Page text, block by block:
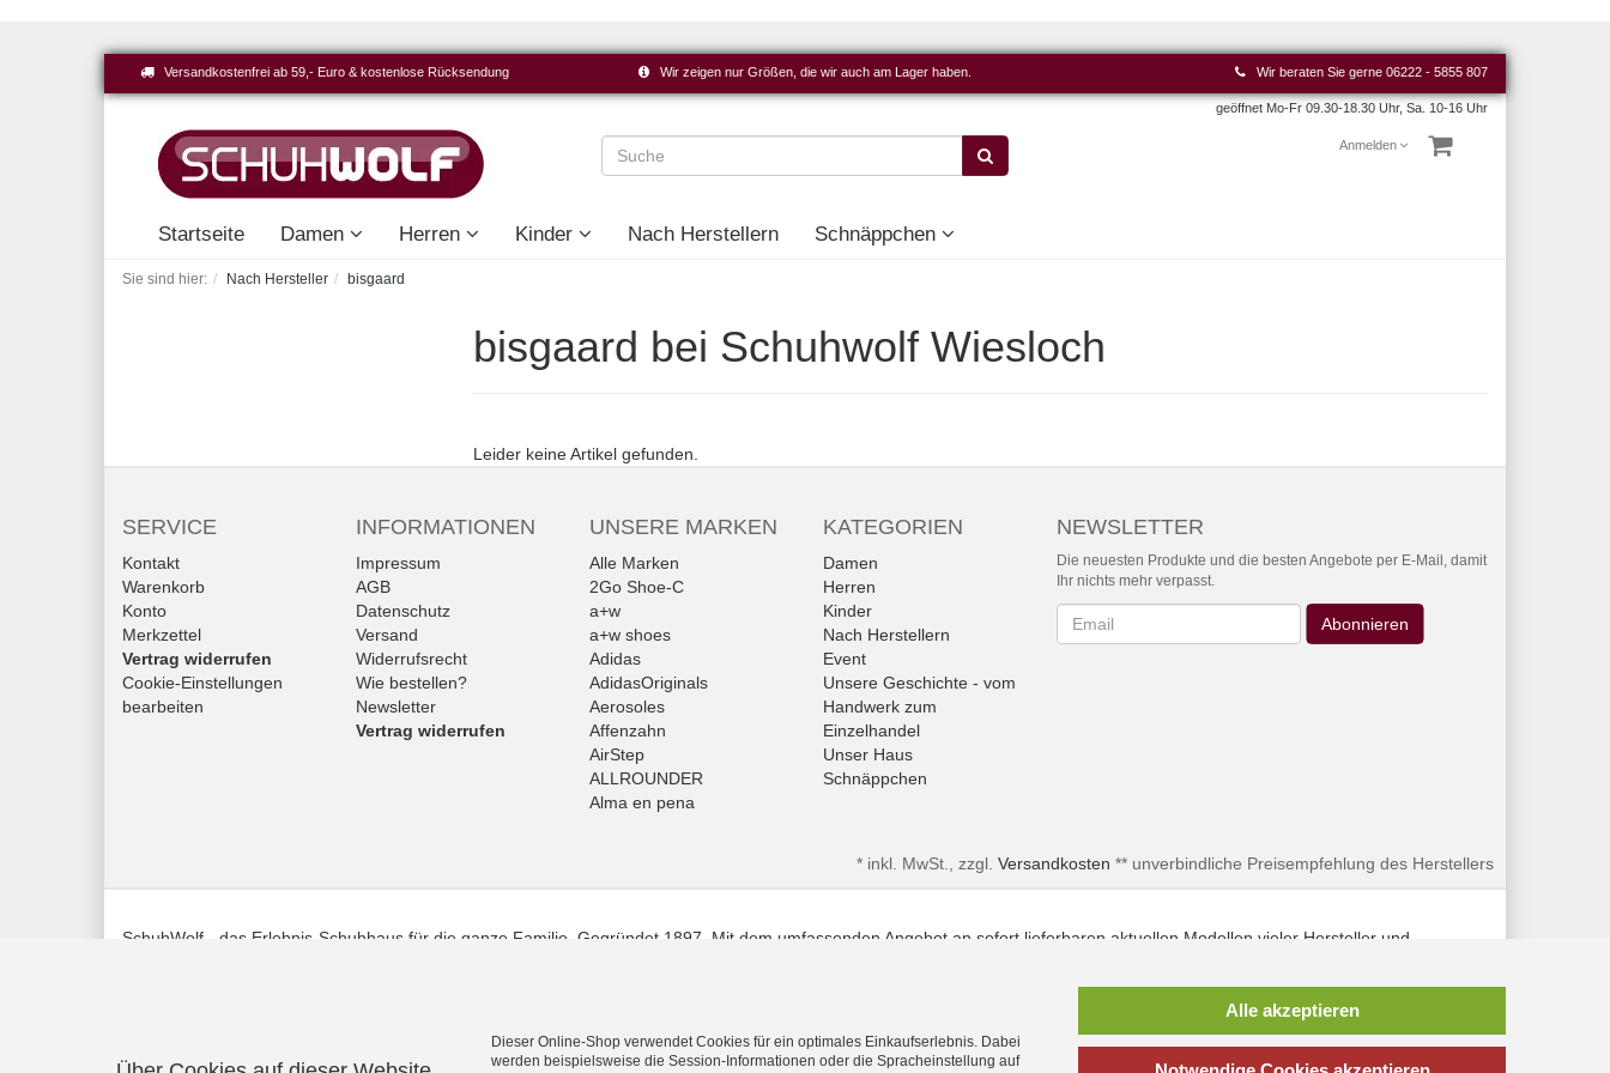
Versandkostenfrei ab 59,- Euro & kostenlose Rücksendung Wir zeigen nur Größen, die wir auch am Lager haben. Wir beraten Sie gerne 06222 - 5855 807
geöffnet Mo-Fr 09.30-18.30 Uhr, Sa. 10-16 Uhr
Anmelden
Startseite Damen Herren Kinder Nach Herstellern Schnäppchen
Sie sind hier: Nach Hersteller bisgaard
bisgaard bei Schuhwolf Wiesloch
Leider keine Artikel gefunden.
SERVICE
Kontakt
Warenkorb
Konto
Merkzettel
Vertrag widerrufen
Cookie-Einstellungen
bearbeiten
INFORMATIONEN
Impressum
AGB
Datenschutz
Versand
Widerrufsrecht
Wie bestellen?
Newsletter
Vertrag widerrufen
UNSERE MARKEN
Alle Marken
2Go Shoe-C
a+w
a+w shoes
Adidas
AdidasOriginals
Aerosoles
Affenzahn
AirStep
ALLROUNDER
Alma en pena
Ara
Mehr
KATEGORIEN
Damen
Herren
Kinder
Nach Herstellern
Event
Unsere Geschichte - vom
Handwerk zum
Einzelhandel
Unser Haus
Schnäppchen
NEWSLETTER
Die neuesten Produkte und die besten Angebote per E-Mail, damit
Ihr nichts mehr verpasst.
Newsletter Abonnieren
* inkl. MwSt., zzgl. Versandkosten ** unverbindliche Preisempfehlung des Herstellers
SchuhWolf - das Erlebnis-Schuhhaus für die ganze Familie. Gegründet 1897. Mit dem umfassenden Angebot an sofort lieferbaren aktuellen Modellen vieler Hersteller und
Dieser Online-Shop verwendet Cookies für ein optimales Einkaufserlebnis. Dabei
werden beispielsweise die Session-Informationen oder die Spracheinstellung auf
Alle akzeptieren